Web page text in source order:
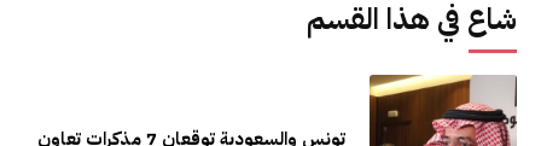
شاع في هذا القسم
تونس والسعودية توقعان 7 مذكرات تعاون